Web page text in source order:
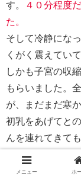
す。
４０分程度
た。
そして冷静にな
くがく震えてい
しかも子宮の収
もらいました。
が、まだまだ寒
初乳をあげてと
んを連れてきて
小さいながらも
メニュー ホ